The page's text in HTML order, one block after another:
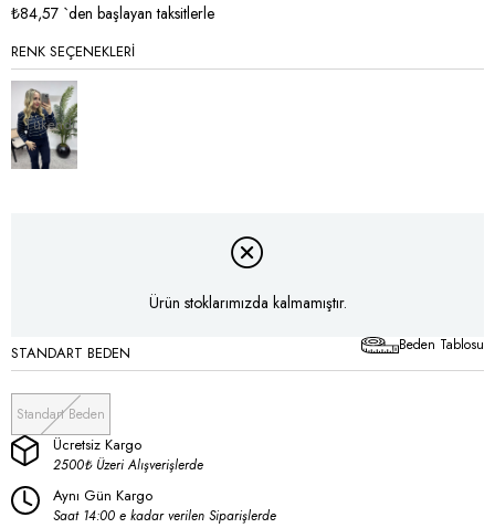
₺84,57 `den başlayan taksitlerle
RENK SEÇENEKLERI
Tükendi
Ürün stoklarımızda kalmamıştır.
STANDART BEDEN
Standart Beden
Beden Tablosu
Ücretsiz Kargo
2500₺ Üzeri Alışverişlerde
Aynı Gün Kargo
Saat 14:00 e kadar verilen Siparişlerde